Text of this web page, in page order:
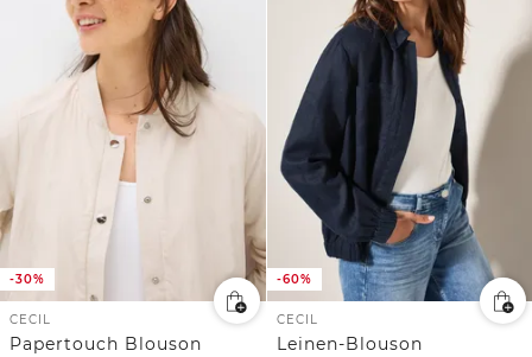
-30%
CECIL
Papertouch Blouson
-60%
CECIL
Leinen-Blouson